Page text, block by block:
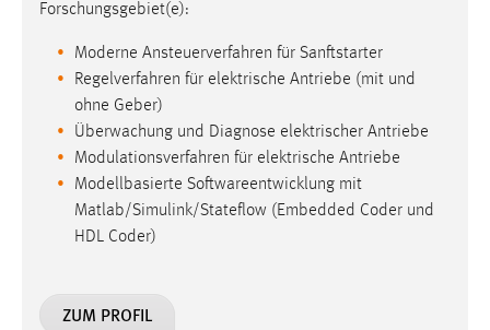
Forschungsgebiet(e):
Moderne Ansteuerverfahren für Sanftstarter
Regelverfahren für elektrische Antriebe (mit und
ohne Geber)
Überwachung und Diagnose elektrischer Antriebe
Modulationsverfahren für elektrische Antriebe
Modellbasierte Softwareentwicklung mit
Matlab/Simulink/Stateflow (Embedded Coder und
HDL Coder)
ZUM PROFIL